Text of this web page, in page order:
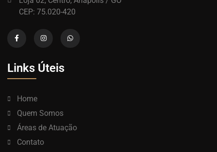
CEP: 75.020-420
Links Úteis
Home
Quem Somos
Áreas de Atuação
Contato